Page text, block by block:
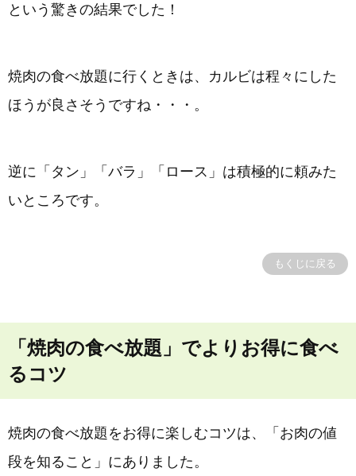
という驚きの結果でした！
焼肉の食べ放題に行くときは、カルビは程々にした
ほうが良さそうですね・・・。
逆に「タン」「バラ」「ロース」は積極的に頼みた
いところです。
もくじに戻る
「焼肉の食べ放題」でよりお得に食べ
るコツ
焼肉の食べ放題をお得に楽しむコツは、「お肉の値
段を知ること」にありました。